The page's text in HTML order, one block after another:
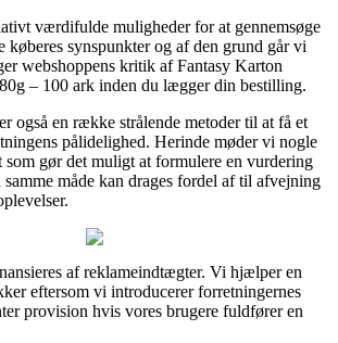
værdifulde muligheder for at gennemsøge
synspunkter og af den grund går vi
webshoppens kritik af Fantasy Karton
– 100 ark inden du lægger din bestilling.
også en række strålende metoder til at få et
pålidelighed. Herinde møder vi nogle
som gør det muligt at formulere en vurdering
samme måde kan drages fordel af til afvejning
af reklameindtægter. Vi hjælper en
eftersom vi introducerer forretningernes
provision hvis vores brugere fuldfører en